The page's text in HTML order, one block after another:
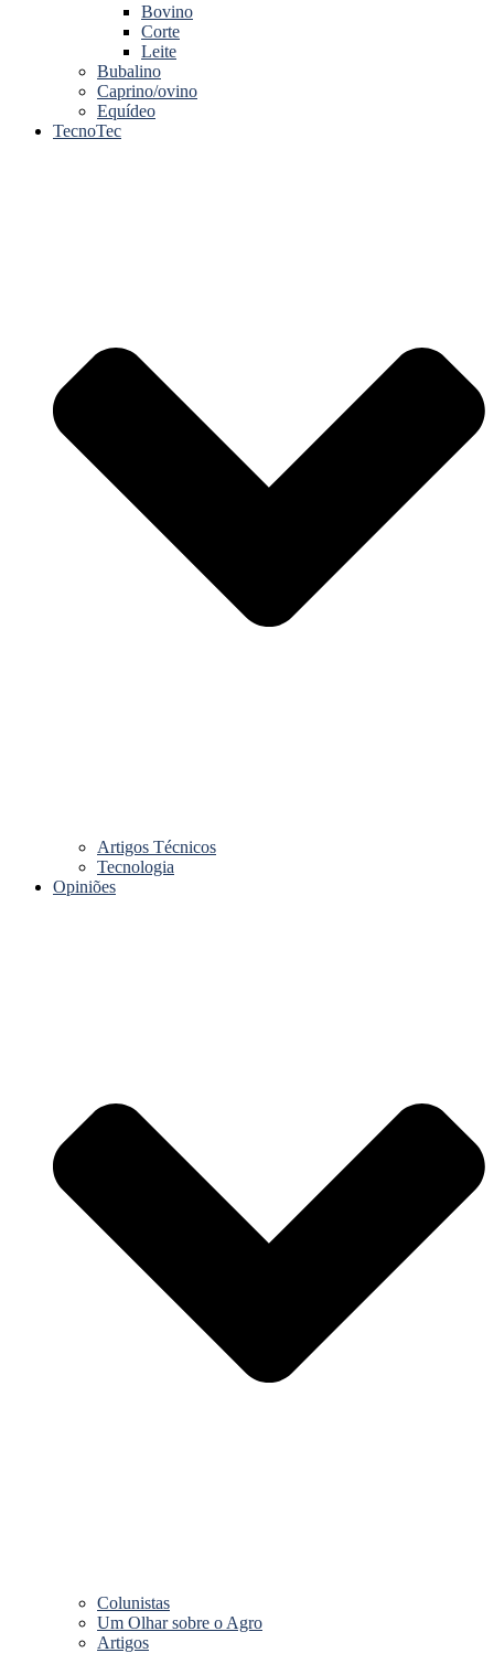
Bovino
Corte
Leite
Bubalino
Caprino/ovino
Equídeo
TecnoTec
Artigos Técnicos
Tecnologia
Opiniões
Colunistas
Um Olhar sobre o Agro
Artigos